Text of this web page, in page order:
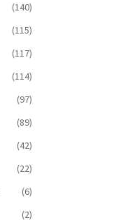
(140)
(115)
(117)
(114)
(97)
(89)
(42)
(22)
(6)
(2)